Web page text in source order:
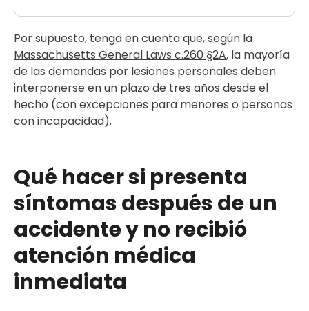
Por supuesto, tenga en cuenta que,según la
Massachusetts General Laws c.260 §2A, la mayoría
de las demandas por lesiones personales deben
interponerse en un plazo de tres años desde el
hecho (con excepciones para menores o personas
con incapacidad).
Qué hacer si presenta
síntomas después de un
accidente y no recibió
atención médica
inmediata